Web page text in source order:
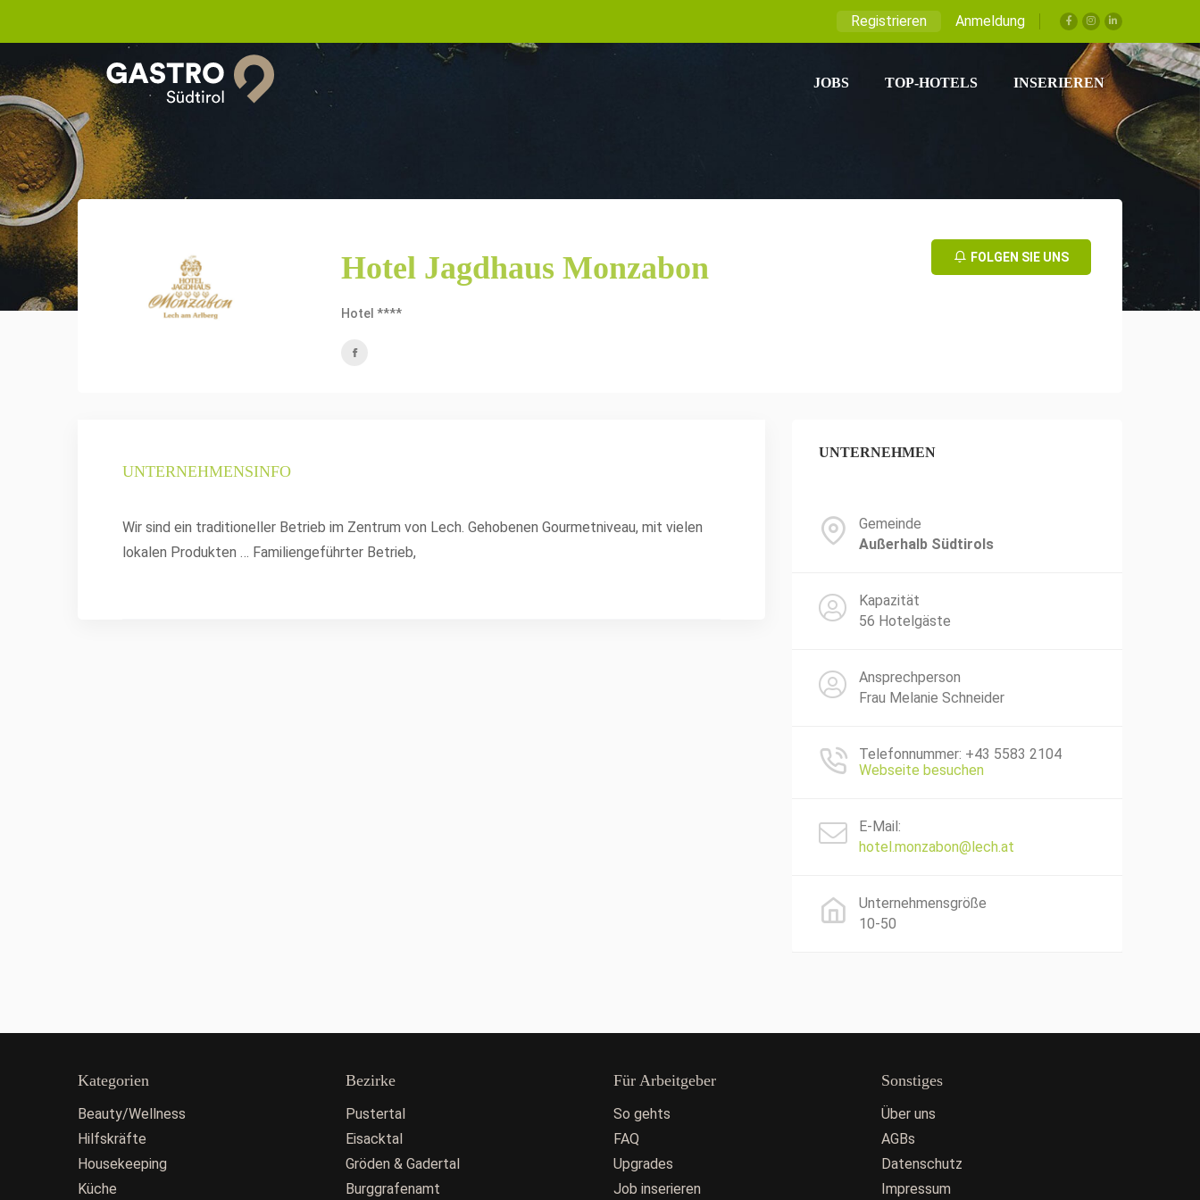
Registrieren Anmeldung
JOBS TOP-HOTELS INSERIEREN
Hotel Jagdhaus Monzabon
Hotel ****
FOLGEN SIE UNS
UNTERNEHMENSINFO
Wir sind ein traditioneller Betrieb im Zentrum von Lech. Gehobenen Gourmetniveau, mit vielen
lokalen Produkten … Familiengeführter Betrieb,
UNTERNEHMEN
Gemeinde
Außerhalb Südtirols
Kapazität
56 Hotelgäste
Ansprechperson
Frau Melanie Schneider
Telefonnummer: +43 5583 2104
Webseite besuchen
E-Mail:
hotel.monzabon@lech.at
Unternehmensgröße
10-50
Kategorien
Beauty/Wellness
Hilfskräfte
Housekeeping
Küche
Bezirke
Pustertal
Eisacktal
Gröden & Gadertal
Burggrafenamt
Für Arbeitgeber
So gehts
FAQ
Upgrades
Job inserieren
Sonstiges
Über uns
AGBs
Datenschutz
Impressum